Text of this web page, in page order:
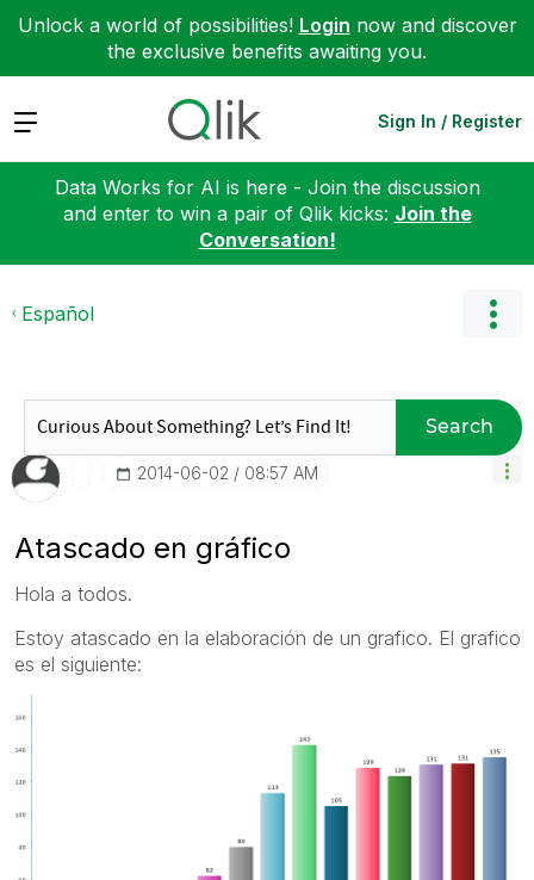
Unlock a world of possibilities! Login now and discover
the exclusive benefits awaiting you.
Expand Sign In / Register
Data Works for AI is here - Join the discussion
and enter to win a pair of Qlik kicks: Join the
Conversation!
Español
Search
‎2014-06-02 08:57 AM
Atascado en gráfico
Hola a todos.
Estoy atascado en la elaboración de un grafico. El grafico
es el siguiente: